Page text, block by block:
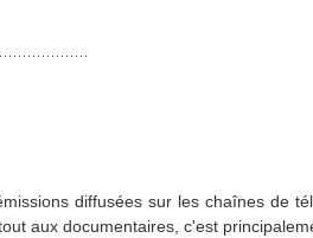
diffusées sur les chaînes de
aux documentaires, c'est